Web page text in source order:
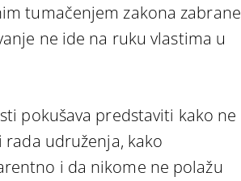
tumačenjem zakona zabrane
ne ide na ruku vlastima u
pokušava predstaviti kako ne
udruženja, kako
i da nikome ne polažu